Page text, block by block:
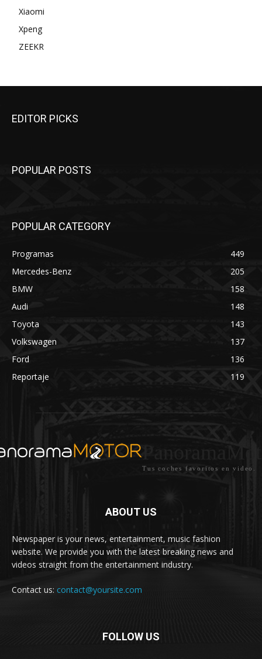
Xiaomi
Xpeng
ZEEKR
EDITOR PICKS
POPULAR POSTS
POPULAR CATEGORY
Programas
449
Mercedes-Benz
205
BMW
158
Audi
148
Toyota
143
Volkswagen
137
Ford
136
Reportaje
119
Tus coches favoritos en video.
ABOUT US
Newspaper is your news, entertainment, music fashion
website. We provide you with the latest breaking news and
videos straight from the entertainment industry.
Contact us: contact@yoursite.com
FOLLOW US